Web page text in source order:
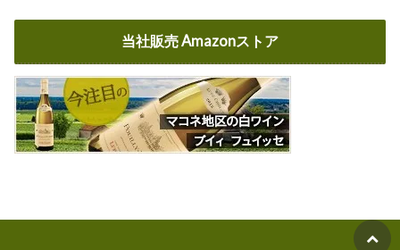
当社販売 Amazonストア